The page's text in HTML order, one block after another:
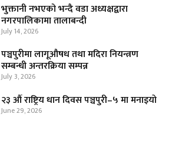
भुक्तानी नभएको भन्दै वडा अध्यक्षद्वारा
नगरपालिकामा तालाबन्दी
July 14, 2026
पञ्चपुरीमा लागूऔषध तथा मदिरा नियन्त्रण
सम्बन्धी अन्तरक्रिया सम्पन्न
July 3, 2026
२३ औँ राष्ट्रिय धान दिवस पञ्चपुरी–५ मा मनाइयाे
June 29, 2026